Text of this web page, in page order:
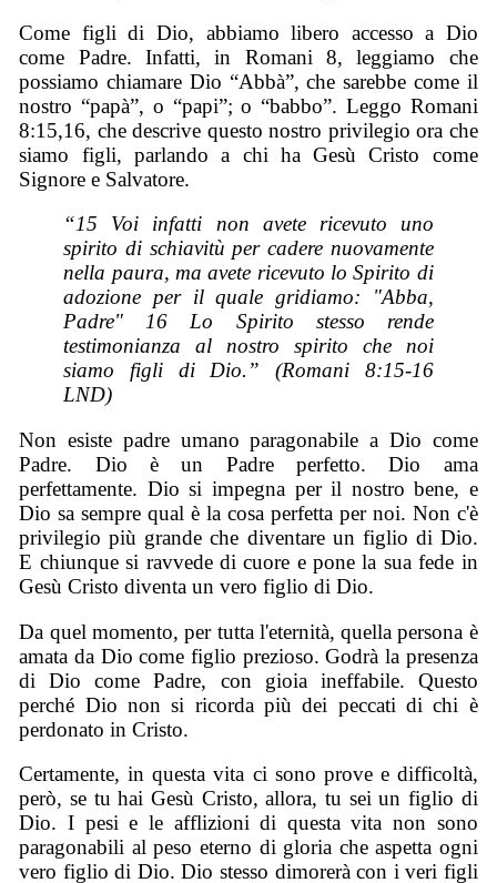
Come figli di Dio, abbiamo libero accesso a Dio
come Padre. Infatti, in Romani 8, leggiamo che
possiamo chiamare Dio “Abbà”, che sarebbe come il
nostro “papà”, o “papi”; o “babbo”. Leggo Romani
8:15,16, che descrive questo nostro privilegio ora che
siamo figli, parlando a chi ha Gesù Cristo come
Signore e Salvatore.
“15 Voi infatti non avete ricevuto uno
spirito di schiavitù per cadere nuovamente
nella paura, ma avete ricevuto lo Spirito di
adozione per il quale gridiamo: "Abba,
Padre" 16 Lo Spirito stesso rende
testimonianza al nostro spirito che noi
siamo figli di Dio.” (Romani 8:15-16
LND)
Non esiste padre umano paragonabile a Dio come
Padre. Dio è un Padre perfetto. Dio ama
perfettamente. Dio si impegna per il nostro bene, e
Dio sa sempre qual è la cosa perfetta per noi. Non c'è
privilegio più grande che diventare un figlio di Dio.
E chiunque si ravvede di cuore e pone la sua fede in
Gesù Cristo diventa un vero figlio di Dio.
Da quel momento, per tutta l'eternità, quella persona è
amata da Dio come figlio prezioso. Godrà la presenza
di Dio come Padre, con gioia ineffabile. Questo
perché Dio non si ricorda più dei peccati di chi è
perdonato in Cristo.
Certamente, in questa vita ci sono prove e difficoltà,
però, se tu hai Gesù Cristo, allora, tu sei un figlio di
Dio. I pesi e le afflizioni di questa vita non sono
paragonabili al peso eterno di gloria che aspetta ogni
vero figlio di Dio. Dio stesso dimorerà con i veri figli